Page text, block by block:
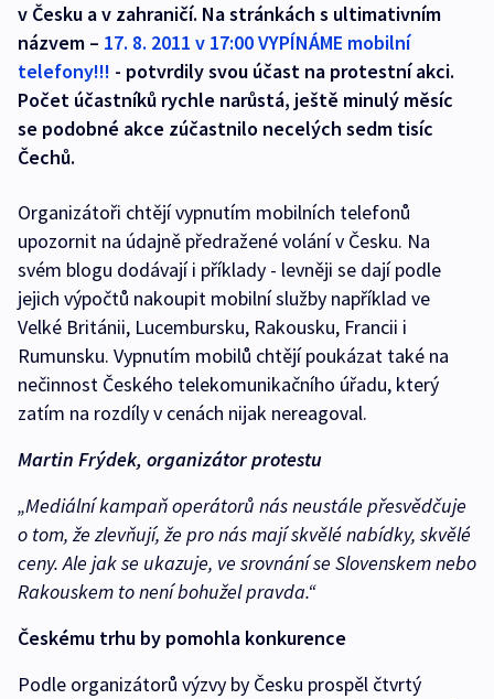
v Česku a v zahraničí. Na stránkách s ultimativním
názvem – 17. 8. 2011 v 17:00 VYPÍNÁME mobilní
telefony!!! - potvrdily svou účast na protestní akci.
Počet účastníků rychle narůstá, ještě minulý měsíc
se podobné akce zúčastnilo necelých sedm tisíc
Čechů.
Organizátoři chtějí vypnutím mobilních telefonů
upozornit na údajně předražené volání v Česku. Na
svém blogu dodávají i příklady - levněji se dají podle
jejich výpočtů nakoupit mobilní služby například ve
Velké Británii, Lucembursku, Rakousku, Francii i
Rumunsku. Vypnutím mobilů chtějí poukázat také na
nečinnost Českého telekomunikačního úřadu, který
zatím na rozdíly v cenách nijak nereagoval.
Martin Frýdek, organizátor protestu
„Mediální kampaň operátorů nás neustále přesvědčuje
o tom, že zlevňují, že pro nás mají skvělé nabídky, skvělé
ceny. Ale jak se ukazuje, ve srovnání se Slovenskem nebo
Rakouskem to není bohužel pravda.“
Českému trhu by pomohla konkurence
Podle organizátorů výzvy by Česku prospěl čtvrtý